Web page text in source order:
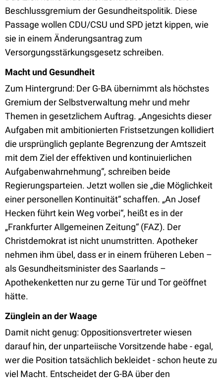
Beschlussgremium der Gesundheitspolitik. Diese
Passage wollen CDU/CSU und SPD jetzt kippen, wie
sie in einem Änderungsantrag zum
Versorgungsstärkungsgesetz schreiben.
Macht und Gesundheit
Zum Hintergrund: Der G-BA übernimmt als höchstes
Gremium der Selbstverwaltung mehr und mehr
Themen in gesetzlichem Auftrag. „Angesichts dieser
Aufgaben mit ambitionierten Fristsetzungen kollidiert
die ursprünglich geplante Begrenzung der Amtszeit
mit dem Ziel der effektiven und kontinuierlichen
Aufgabenwahrnehmung“, schreiben beide
Regierungsparteien. Jetzt wollen sie „die Möglichkeit
einer personellen Kontinuität“ schaffen. „An Josef
Hecken führt kein Weg vorbei“, heißt es in der
„Frankfurter Allgemeinen Zeitung“ (FAZ). Der
Christdemokrat ist nicht unumstritten. Apotheker
nehmen ihm übel, dass er in einem früheren Leben –
als Gesundheitsminister des Saarlands –
Apothekenketten nur zu gerne Tür und Tor geöffnet
hätte.
Zünglein an der Waage
Damit nicht genug: Oppositionsvertreter wiesen
darauf hin, der unparteiische Vorsitzende habe - egal,
wer die Position tatsächlich bekleidet - schon heute zu
viel Macht. Entscheidet der G-BA über den